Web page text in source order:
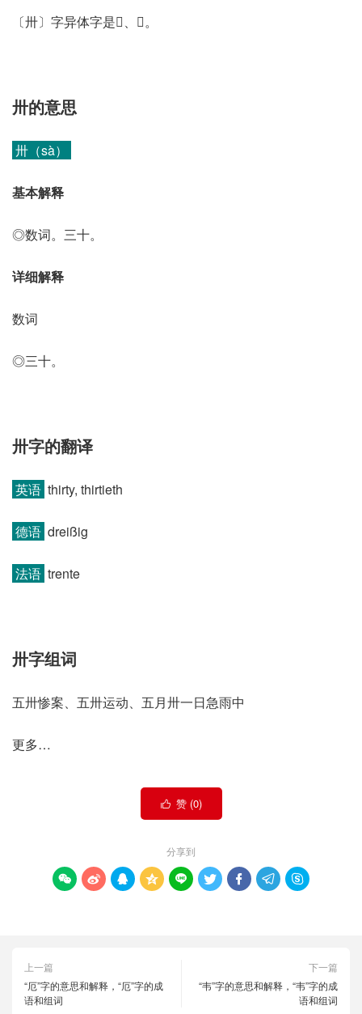
〔卅〕字异体字是𠦃、𠦄。
卅的意思
卅（sà）
基本解释
◎数词。三十。
详细解释
数词
◎三十。
卅字的翻译
英语 thirty, thirtieth
德语 dreißig
法语 trente
卅字组词
五卅惨案、五卅运动、五月卅一日急雨中
更多…
 赞 (0)
分享到
        
上一篇
“厄”字的意思和解释，“厄”字的成
语和组词
下一篇
“韦”字的意思和解释，“韦”字的成
语和组词